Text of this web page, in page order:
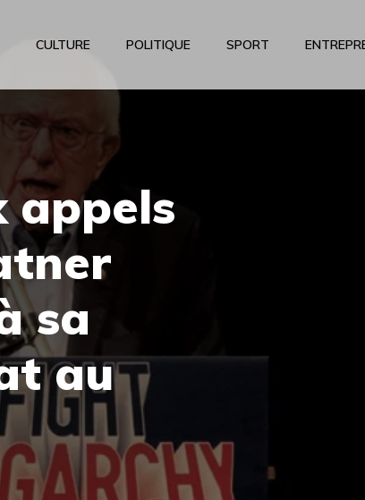
CULTURE POLITIQUE SPORT
appels
sa
au